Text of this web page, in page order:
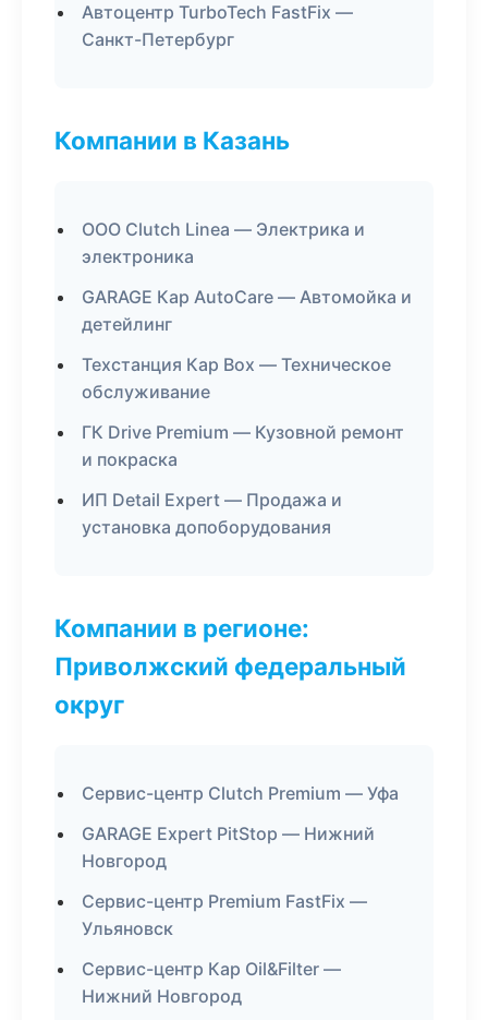
Автоцентр TurboTech FastFix —
Санкт-Петербург
Компании в Казань
ООО Clutch Linea — Электрика и
электроника
GARAGE Кар AutoCare — Автомойка и
детейлинг
Техстанция Кар Box — Техническое
обслуживание
ГК Drive Premium — Кузовной ремонт
и покраска
ИП Detail Expert — Продажа и
установка допоборудования
Компании в регионе:
Приволжский федеральный
округ
Сервис-центр Clutch Premium — Уфа
GARAGE Expert PitStop — Нижний
Новгород
Сервис-центр Premium FastFix —
Ульяновск
Сервис-центр Кар Oil&Filter —
Нижний Новгород